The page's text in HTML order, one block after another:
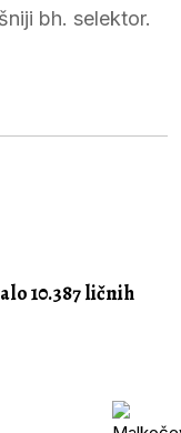
bh. selektor.
10.387 ličnih